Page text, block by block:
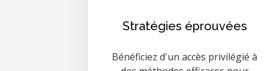
Stratégies éprouvées
Bénéficiez d'un accès privilégié à